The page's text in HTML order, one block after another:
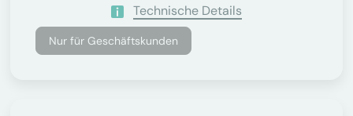
Technische Details
Nur für Geschäftskunden